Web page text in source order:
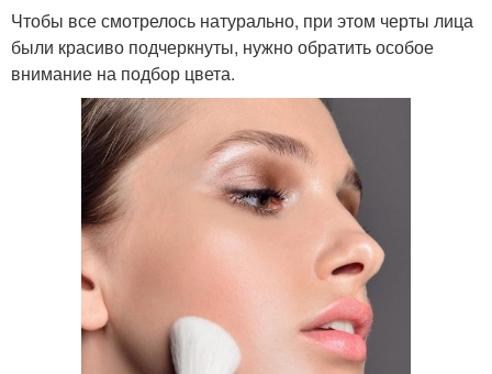
Чтобы все смотрелось натурально, при этом черты лица
были красиво подчеркнуты, нужно обратить особое
внимание на подбор цвета.